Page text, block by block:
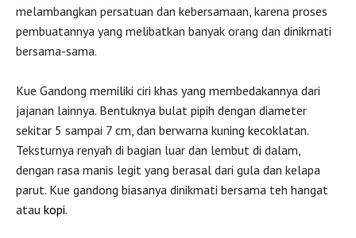
melambangkan persatuan dan kebersamaan, karena proses
pembuatannya yang melibatkan banyak orang dan dinikmati
bersama-sama.
Kue Gandong memiliki ciri khas yang membedakannya dari
jajanan lainnya. Bentuknya bulat pipih dengan diameter
sekitar 5 sampai 7 cm, dan berwarna kuning kecoklatan.
Teksturnya renyah di bagian luar dan lembut di dalam,
dengan rasa manis legit yang berasal dari gula dan kelapa
parut. Kue gandong biasanya dinikmati bersama teh hangat
atau kopi.